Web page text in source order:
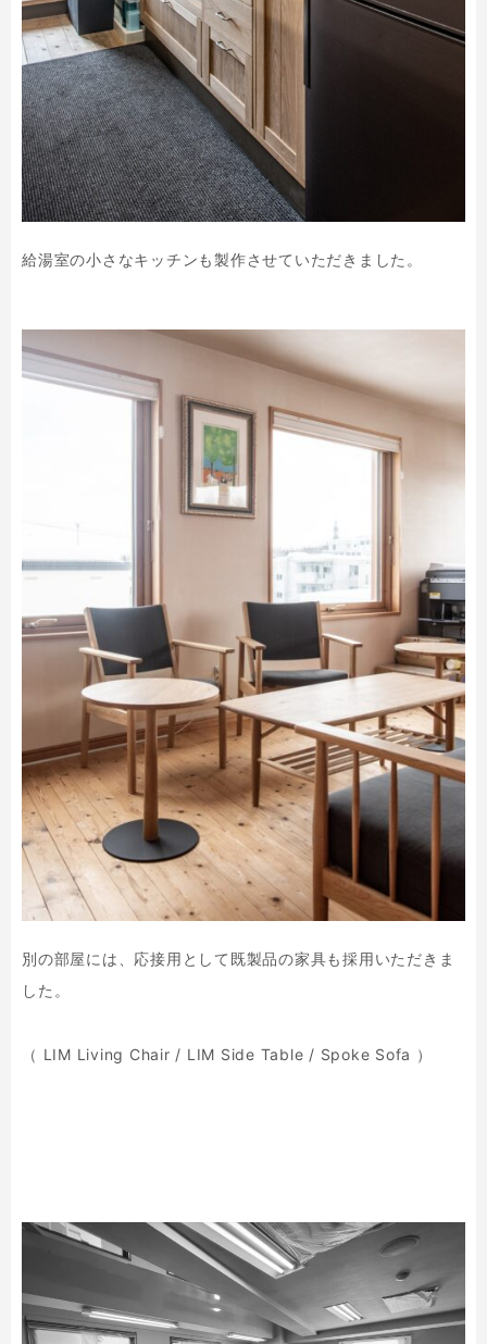
給湯室の小さなキッチンも製作させていただきました。
別の部屋には、応接用として既製品の家具も採用いただきま
した。
（ LIM Living Chair / LIM Side Table / Spoke Sofa ）